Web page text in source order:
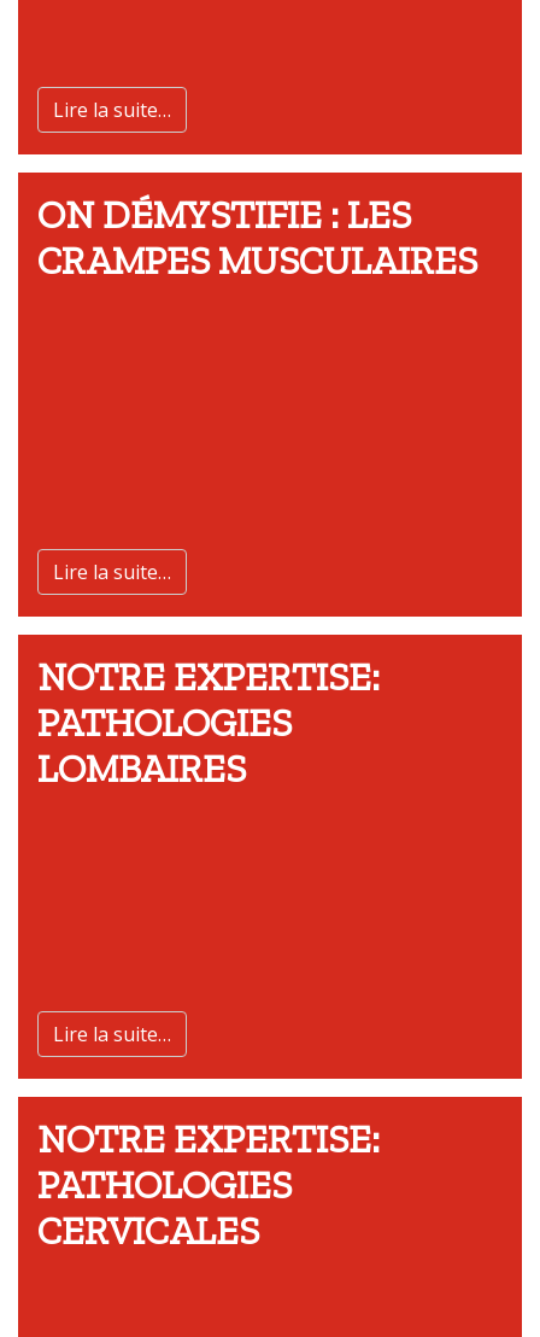
Lire la suite…
ON DÉMYSTIFIE : LES
CRAMPES MUSCULAIRES
Lire la suite…
NOTRE EXPERTISE:
PATHOLOGIES
LOMBAIRES
Lire la suite…
NOTRE EXPERTISE:
PATHOLOGIES
CERVICALES